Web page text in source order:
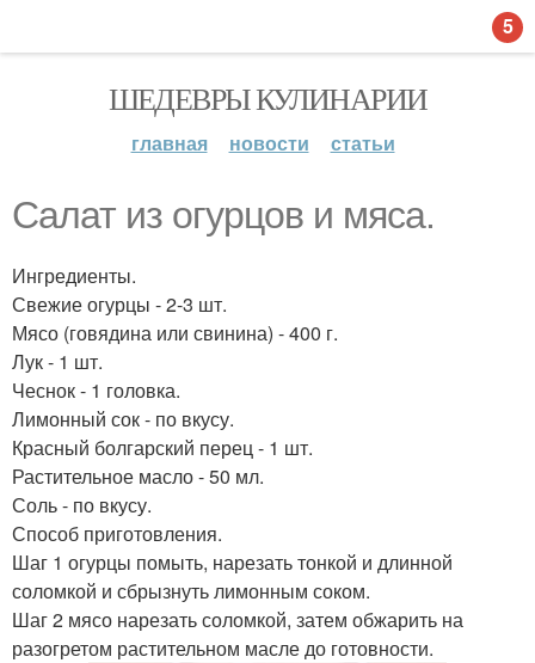
ШЕДЕВРЫ КУЛИНАРИИ
главная новости статьи
Салат из огурцов и мяса.
Ингредиенты.
Свежие огурцы - 2-3 шт.
Мясо (говядина или свинина) - 400 г.
Лук - 1 шт.
Чеснок - 1 головка.
Лимонный сок - по вкусу.
Красный болгарский перец - 1 шт.
Растительное масло - 50 мл.
Соль - по вкусу.
Способ приготовления.
Шаг 1 огурцы помыть, нарезать тонкой и длинной
соломкой и сбрызнуть лимонным соком.
Шаг 2 мясо нарезать соломкой, затем обжарить на
разогретом растительном масле до готовности.
5